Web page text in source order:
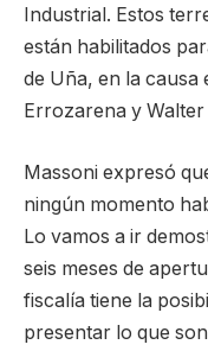
Industrial. Estos
están habilitados
de Uña, en la causa
Errozarena y Walter
Massoni expresó
ningún momento
Lo vamos a ir
seis meses de
fiscalía tiene la
presentar lo que